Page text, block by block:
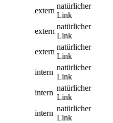
extern
natürlicher
Link
extern
natürlicher
Link
extern
natürlicher
Link
intern
natürlicher
Link
intern
natürlicher
Link
intern
natürlicher
Link